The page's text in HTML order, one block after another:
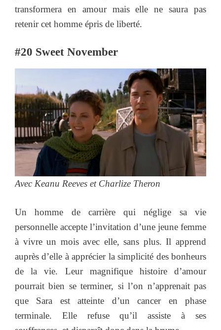
transformera en amour mais elle ne saura pas
retenir cet homme épris de liberté.
#20 Sweet November
Avec Keanu Reeves et Charlize Theron
Un homme de carrière qui néglige sa vie
personnelle accepte l’invitation d’une jeune femme
à vivre un mois avec elle, sans plus. Il apprend
auprès d’elle à apprécier la simplicité des bonheurs
de la vie. Leur magnifique histoire d’amour
pourrait bien se terminer, si l’on n’apprenait pas
que Sara est atteinte d’un cancer en phase
terminale. Elle refuse qu’il assiste à ses